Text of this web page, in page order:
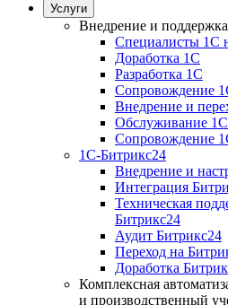
Услуги
Внедрение и
Специалисты 1C
Доработка 1C
Разработка 1C
Сопровождение
Внедрение и
Обслуживание 1C
Сопровождение
1С-Битрикс24
Внедрение и
Интеграция
Техническая
Битрикс24
Аудит Битрикс24
Переход на
Доработка
Комплексная
и производственный